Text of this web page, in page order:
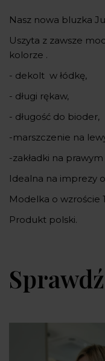
Nasz nowa bluzka
Uszyta z zawsze
kolorze .
- dekolt w łódkę,
- długi rękaw,
- długość do bioder,
-marszczenie na
-zakładki na
Idealna na imprezy
Modelka o wzroście
Produkt polski.